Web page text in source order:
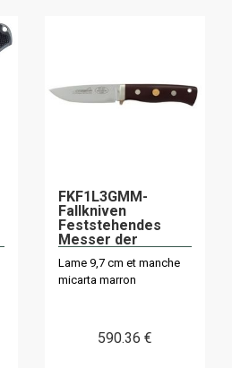
FKF1L3GMM-
Fallkniven
Feststehendes
Messer der
Luftwaffe mit Etui
Lame 9,7 cm et manche
micarta marron
590.36 €